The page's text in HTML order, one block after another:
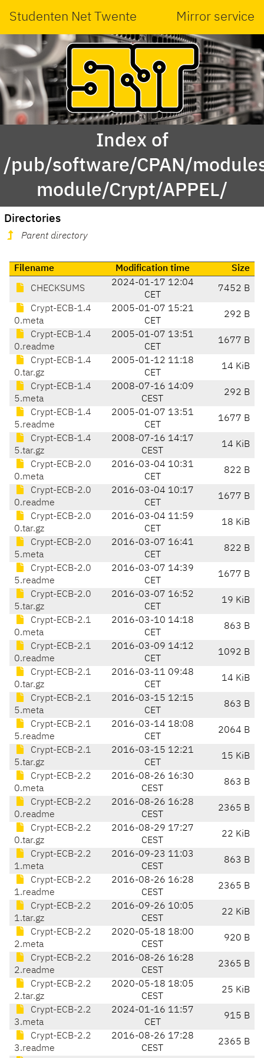
Studenten Net Twente Mirror service
Index of
/pub/software/CPAN/
module/Crypt/APPEL/
Directories
Parent directory
Filename Modification time Size
CHECKSUMS
2024-01-17 12:04
CET
7452 B
Crypt-ECB-1.4
0.meta
2005-01-07 15:21
CET
292 B
Crypt-ECB-1.4
0.readme
2005-01-07 13:51
CET
1677 B
Crypt-ECB-1.4
0.tar.gz
2005-01-12 11:18
CET
14 KiB
Crypt-ECB-1.4
5.meta
2008-07-16 14:09
CEST
292 B
Crypt-ECB-1.4
5.readme
2005-01-07 13:51
CET
1677 B
Crypt-ECB-1.4
5.tar.gz
2008-07-16 14:17
CEST
14 KiB
Crypt-ECB-2.0
0.meta
2016-03-04 10:31
CET
822 B
Crypt-ECB-2.0
0.readme
2016-03-04 10:17
CET
1677 B
Crypt-ECB-2.0
0.tar.gz
2016-03-04 11:59
CET
18 KiB
Crypt-ECB-2.0
5.meta
2016-03-07 16:41
CET
822 B
Crypt-ECB-2.0
5.readme
2016-03-07 14:39
CET
1677 B
Crypt-ECB-2.0
5.tar.gz
2016-03-07 16:52
CET
19 KiB
Crypt-ECB-2.1
0.meta
2016-03-10 14:18
CET
863 B
Crypt-ECB-2.1
0.readme
2016-03-09 14:12
CET
1092 B
Crypt-ECB-2.1
0.tar.gz
2016-03-11 09:48
CET
14 KiB
Crypt-ECB-2.1
5.meta
2016-03-15 12:15
CET
863 B
Crypt-ECB-2.1
5.readme
2016-03-14 18:08
CET
2064 B
Crypt-ECB-2.1
5.tar.gz
2016-03-15 12:21
CET
15 KiB
Crypt-ECB-2.2
0.meta
2016-08-26 16:30
CEST
863 B
Crypt-ECB-2.2
0.readme
2016-08-26 16:28
CEST
2365 B
Crypt-ECB-2.2
0.tar.gz
2016-08-29 17:27
CEST
22 KiB
Crypt-ECB-2.2
1.meta
2016-09-23 11:03
CEST
863 B
Crypt-ECB-2.2
1.readme
2016-08-26 16:28
CEST
2365 B
Crypt-ECB-2.2
1.tar.gz
2016-09-26 10:05
CEST
22 KiB
Crypt-ECB-2.2
2.meta
2020-05-18 18:00
CEST
920 B
Crypt-ECB-2.2
2.readme
2016-08-26 16:28
CEST
2365 B
Crypt-ECB-2.2
2.tar.gz
2020-05-18 18:05
CEST
25 KiB
Crypt-ECB-2.2
3.meta
2024-01-16 11:57
CET
915 B
Crypt-ECB-2.2
3.readme
2016-08-26 17:28
CEST
2365 B